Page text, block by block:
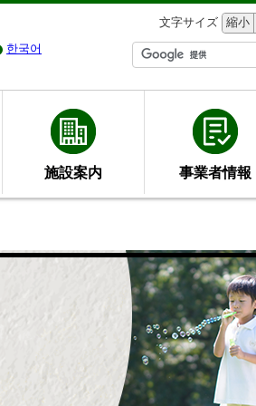
文字サイズ 縮小
한국어
施設案内 事業者情報